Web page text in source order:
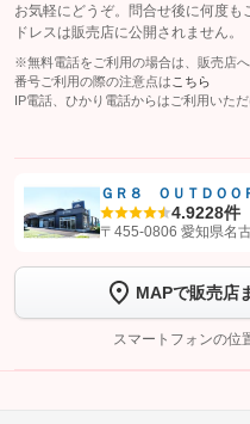
お気軽にどうぞ。問合せ後に何度
ドレスは販売店に公開されません。
※無料電話をご利用の場合は、販売店
番号ご利用の際の注意点は こちら
IP電話、ひかり電話からはご利用いただ
【STEP1】認証画面でグーネットを
トーク画面で
ボタン
完了してください。
ＧＲ８ ＯＵＴＤＯ
4.9228件
〒455-0806 愛知県名
MAPで販売店
スマートフォンの位